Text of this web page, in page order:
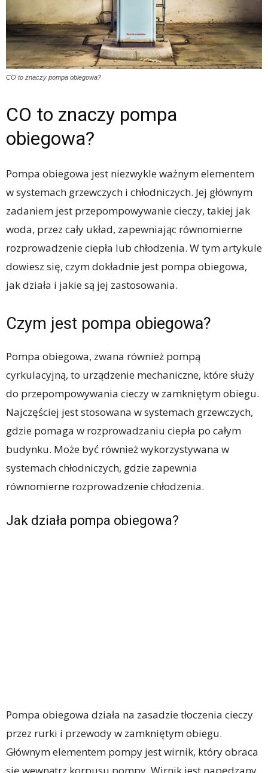
CO to znaczy pompa obiegowa?
CO to znaczy pompa
obiegowa?
Pompa obiegowa jest niezwykle ważnym elementem
w systemach grzewczych i chłodniczych. Jej głównym
zadaniem jest przepompowywanie cieczy, takiej jak
woda, przez cały układ, zapewniając równomierne
rozprowadzenie ciepła lub chłodzenia. W tym artykule
dowiesz się, czym dokładnie jest pompa obiegowa,
jak działa i jakie są jej zastosowania.
Czym jest pompa obiegowa?
Pompa obiegowa, zwana również pompą
cyrkulacyjną, to urządzenie mechaniczne, które służy
do przepompowywania cieczy w zamkniętym obiegu.
Najczęściej jest stosowana w systemach grzewczych,
gdzie pomaga w rozprowadzaniu ciepła po całym
budynku. Może być również wykorzystywana w
systemach chłodniczych, gdzie zapewnia
równomierne rozprowadzenie chłodzenia.
Jak działa pompa obiegowa?
Pompa obiegowa działa na zasadzie tłoczenia cieczy
przez rurki i przewody w zamkniętym obiegu.
Głównym elementem pompy jest wirnik, który obraca